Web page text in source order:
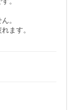
。
ます。